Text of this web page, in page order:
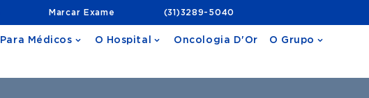
Marcar Exame (31)3289-5040
Para Médicos O Hospital Oncologia D'Or O Grupo